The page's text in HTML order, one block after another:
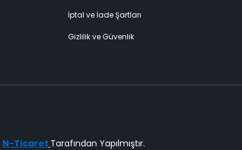
İptal ve İade Şartları
Gizlilik ve Güvenlik
N-Ticaret Tarafından Yapılmıştır.